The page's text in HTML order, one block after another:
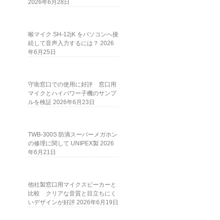
2026年6月28日
喉マイク SH-12jK をパソコンへ接
続して音声入力するには？ 2026
年6月25日
守衛窓口での使用に好評 窓口用
マイクとハイパワー子機のサンプ
ルを検証 2026年6月23日
TWB-300S 防滴スーパーメガホン
の修理に関して UNIPEX製 2026
年6月21日
他社製窓口用マイクスピーカーと
比較 クリアな音質と目立ちにく
いデザインが好評 2026年6月19日